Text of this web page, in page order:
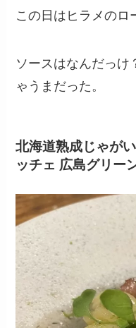
この日はヒラメのロ
ソースはなんだっけ
ゃうまだった。
北海道熟成じゃが
ッチェ 広島グリー